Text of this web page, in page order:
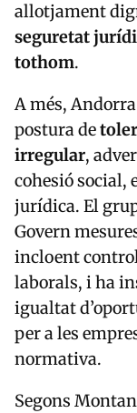
allotjament
seguretat
tothom.
A més,
postura de
irregular,
cohesió social,
jurídica. El
Govern
incloent
laborals, i ha
igualtat
per a les
normativa.
Segons